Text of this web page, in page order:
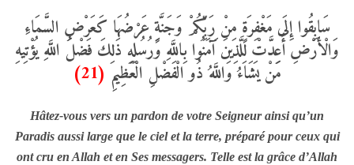
سَابِقُوا إِلَى مَغْفِرَةٍ مِنْ رَبِّكُمْ وَجَنَّةٍ عَرْضُهَا كَعَرْضِ السَّمَاءِ
وَالْأَرْضِ أُعِدَّتْ لِلَّذِينَ آَمَنُوا بِاللَّهِ وَرُسُلِهِ ذَلِكَ فَضْلُ اللَّهِ يُؤْتِيهِ
مَنْ يَشَاءُ وَاللَّهُ ذُو الْفَضْلِ الْعَظِيمِ (21)
Hâtez-vous vers un pardon de votre Seigneur ainsi qu’un
Paradis aussi large que le ciel et la terre, préparé pour ceux qui
ont cru en Allah et en Ses messagers. Telle est la grâce d’Allah